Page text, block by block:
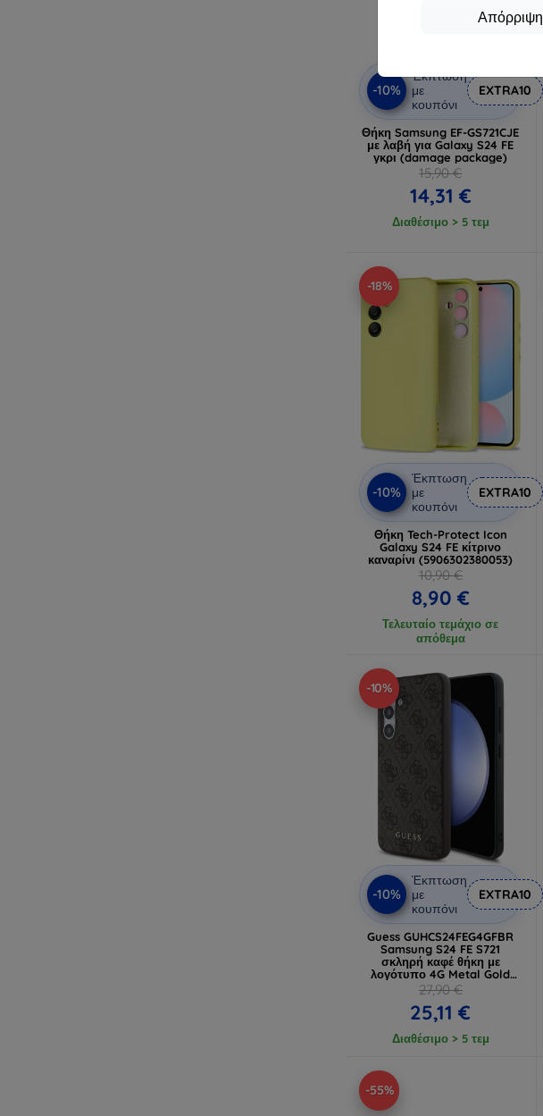
Απόρριψη
-10%
Έκπτωση
με
κουπόνι
EXTRA10
Θήκη Samsung EF-GS721CJE
με λαβή για Galaxy S24 FE
γκρι (damage package)
15,90 €
14,31 €
Διαθέσιμο > 5 τεμ
-18%
-10%
Έκπτωση
με
κουπόνι
EXTRA10
Θήκη Tech-Protect Icon
Galaxy S24 FE κίτρινο
καναρίνι (5906302380053)
10,90 €
8,90 €
Τελευταίο τεμάχιο σε
απόθεμα
-10%
-10%
Έκπτωση
με
κουπόνι
EXTRA10
Guess GUHCS24FEG4GFBR
Samsung S24 FE S721
σκληρή καφέ θήκη με
λογότυπο 4G Metal Gold
(GUHCS24FEG4GFBR)
27,90 €
25,11 €
Διαθέσιμο > 5 τεμ
-55%